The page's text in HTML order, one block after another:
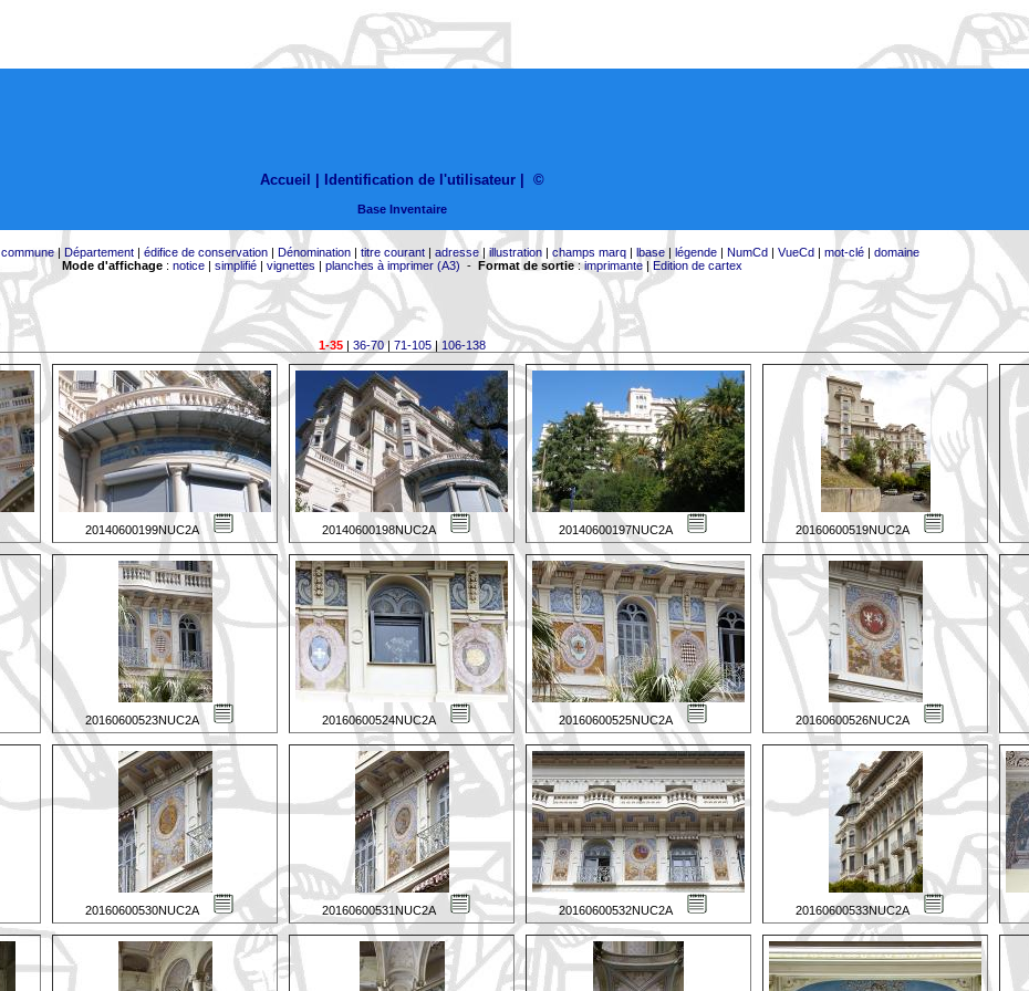
Accueil | Identification de l'utilisateur ©
Base Inventaire
commune| Département| édifice de conservation| Dénomination| titre courant| adresse|illustration| champs marq| lbase| légende| NumCd| VueCd| mot-clé| domaine
Mode d'affichage: notice| simplifié| vignettes | planches à imprimer (A3) - Format de sortie:imprimante| Edition de cartex
1-35| 36-70| 71-105|106-138
20140600199NUC2A 20140600198NUC2A 20140600197NUC2A 20160600519NUC2A
20160600523NUC2A 20160600524NUC2A 20160600525NUC2A 20160600526NUC2A
20160600530NUC2A 20160600531NUC2A 20160600532NUC2A 20160600533NUC2A